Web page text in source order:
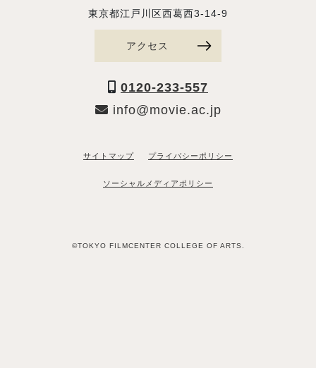
東京都江戸川区西葛西3-14-9
アクセス
0120-233-557
info@movie.ac.jp
サイトマップ プライバシーポリシー
ソーシャルメディアポリシー
©TOKYO FILMCENTER COLLEGE OF ARTS.